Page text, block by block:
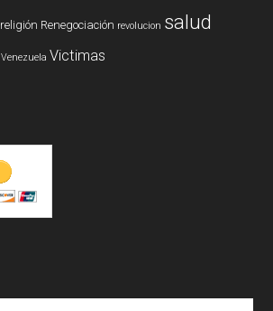
religión Renegociación revolucion salud
Venezuela Victimas